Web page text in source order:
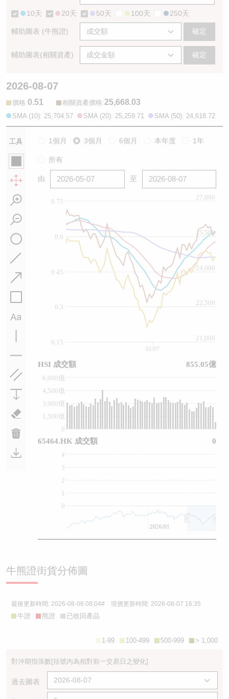
10天 20天 50天 100天 250天
輔助圖表 (牛熊證) 確定
輔助圖表(相關資產) 確定
2026-08-07
價格:0.51 相關資產價格:25,668.03
SMA (10): 25,704.57 SMA (20): 25,259.71 SMA (50): 24,618.72
工具 1個月 3個月 6個月 本年度 1年
所有
由 至
0.6
0.15
0.3
0.45
0.75
22,500
21,000
24,000
25,500
27,000
0
1,500億
3,000億
4,500億
6,000億
0
1
2
3
4
01/07
2026/01
HSI 成交額 855.05億
65464.HK 成交額 0
牛熊證街貨分佈圖
最後更新時間: 2026-08-08 08:04# 現價更新時間: 2026-08-07 16:35
牛證 熊證 已收回產品
> 1,000
500-999
100-499
1-99
對沖期指張數[括號內為相對前一交易日之變化]
過去圖表